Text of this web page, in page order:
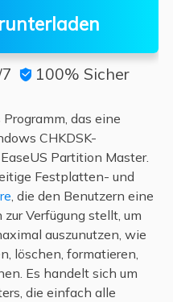
 100% Sicher
das eine
CHKDSK-
Partition Master.
Festplatten- und
, die den Benutzern eine
Verfügung stellt, um
auszunutzen, wie
löschen, formatieren,
Es handelt sich um
die einfach alle